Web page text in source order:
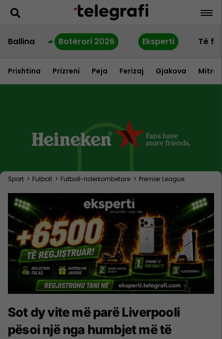
Ballina Botërori 2026 Eksperti Të
Prishtina Prizreni Peja Ferizaj Gjakova
Sport > Futboll > Futboll-nderkombetare > Premier League
Sot dy vite më parë Liverpooli
pësoi një nga humbjet më të